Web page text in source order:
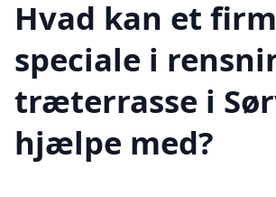
Hvad kan et
speciale i
træterrasse i
hjælpe med?